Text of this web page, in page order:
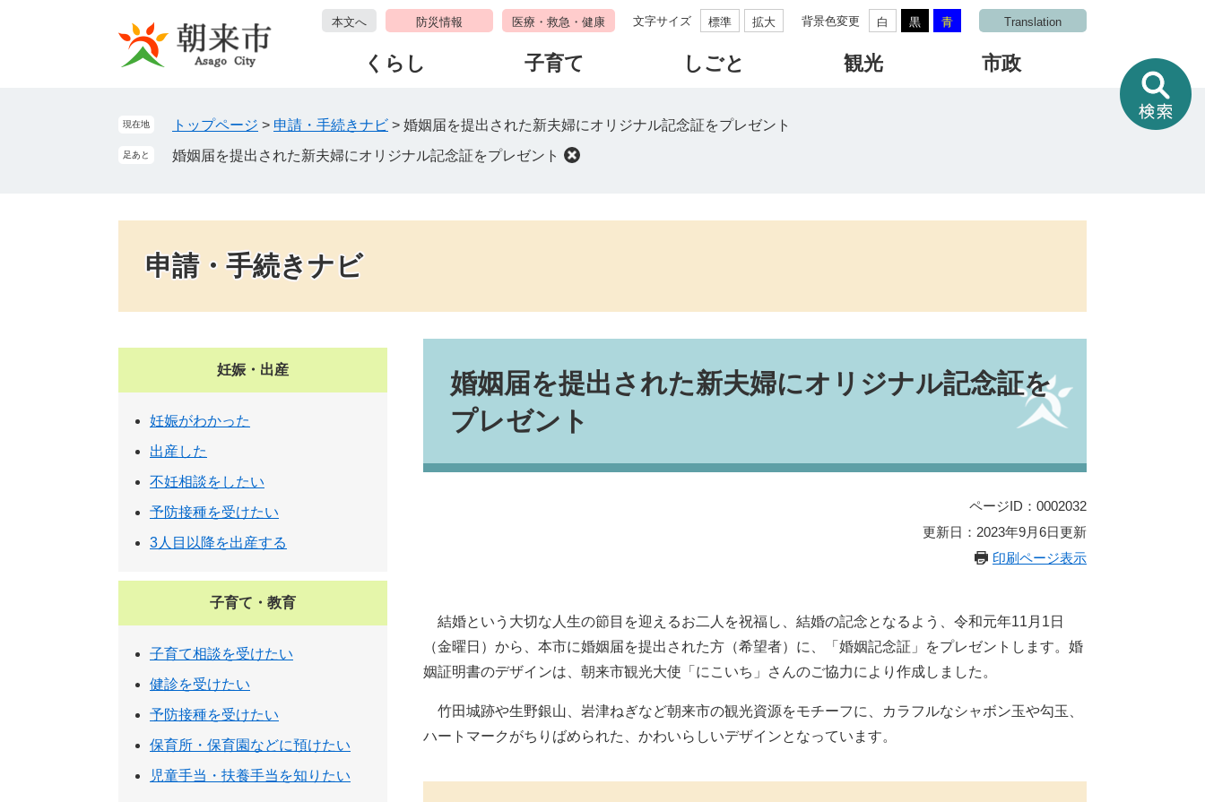
本文へ 防災情報 医療・救急・健康 文字サイズ 標準 拡大 背景色変更 白 黒 青 Translation
くらし 子育て しごと 観光 市政
情
報
を
現在地 トップページ > 申請・手続きナビ > 婚姻届を提出された新夫婦にオリジナル記念証をプレゼント
足あと 婚姻届を提出された新夫婦にオリジナル記念証をプレゼント
申請・手続きナビ
婚姻届を提出された新夫婦にオリジナル記念証を
プレゼント
ページID：0002032
更新日：2023年9月6日更新
印刷ページ表示
結婚という大切な人生の節目を迎えるお二人を祝福し、結婚の記念となるよう、令和元年11月1日
（金曜日）から、本市に婚姻届を提出された方（希望者）に、「婚姻記念証」をプレゼントします。婚
姻証明書のデザインは、朝来市観光大使「にこいち」さんのご協力により作成しました。
竹田城跡や生野銀山、岩津ねぎなど朝来市の観光資源をモチーフに、カラフルなシャボン玉や勾玉、
ハートマークがちりばめられた、かわいらしいデザインとなっています。
妊娠・出産
妊娠がわかった
出産した
不妊相談をしたい
予防接種を受けたい
3人目以降を出産する
子育て・教育
子育て相談を受けたい
健診を受けたい
予防接種を受けたい
保育所・保育園などに預けたい
児童手当・扶養手当を知りたい